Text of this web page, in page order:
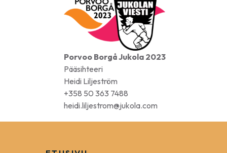
Porvoo Borgå Jukola 2023
Pääsihteeri
Heidi Liljeström
+358 50 363 7488
heidi.liljestrom@jukola.com